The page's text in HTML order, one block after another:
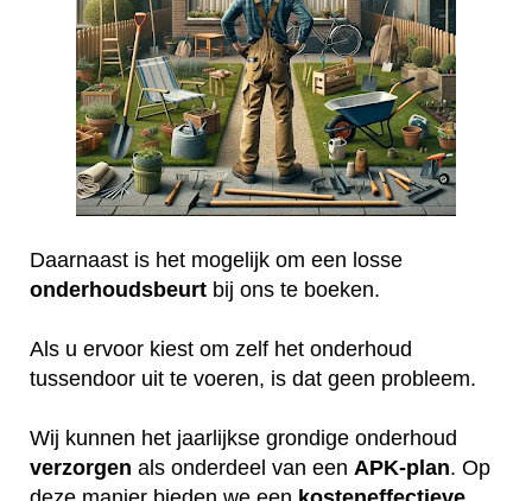
Daarnaast is het mogelijk om een losse
onderhoudsbeurt bij ons te boeken.
Als u ervoor kiest om zelf het onderhoud
tussendoor uit te voeren, is dat geen probleem.
Wij kunnen het jaarlijkse grondige onderhoud
verzorgen als onderdeel van een APK-plan. Op